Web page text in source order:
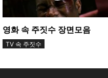
영화 속 주짓수 장면모음
TV 속 주짓수